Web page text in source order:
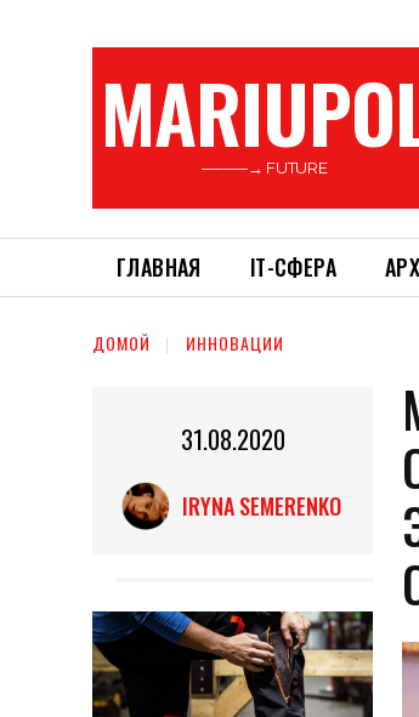
———→ FUTURE
ГЛАВНАЯ ІТ-СФЕРА
ДОМОЙ ИННОВАЦИИ
31.08.2020
IRYNA SEMERENKO